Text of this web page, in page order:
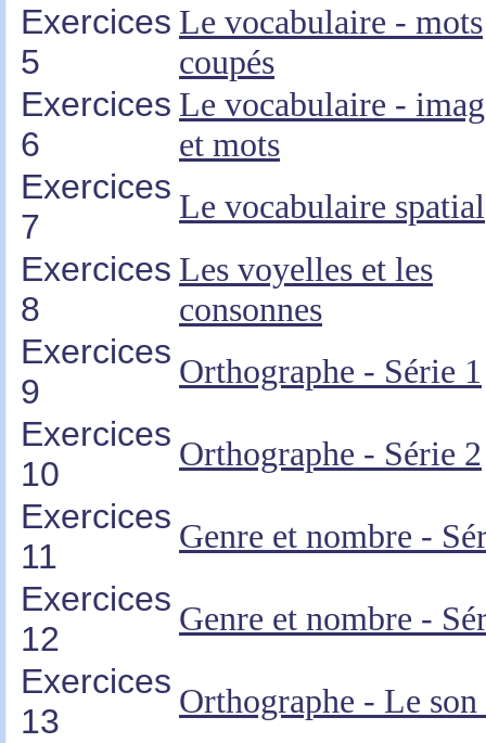
Exercices
5
Le vocabulaire - mots
coupés
Exercices
6
Le vocabulaire -
et mots
Exercices
7
Le vocabulaire spatial
Exercices
8
Les voyelles et les
consonnes
Exercices
9
Orthographe - Série 1
Exercices
10
Orthographe - Série 2
Exercices
11
Genre et nombre -
Exercices
12
Genre et nombre -
Exercices
13
Orthographe - Le